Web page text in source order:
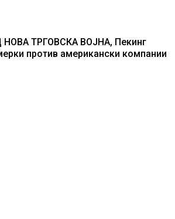
ТРГОВСКА ВОЈНА, Пекинг
против американски компании